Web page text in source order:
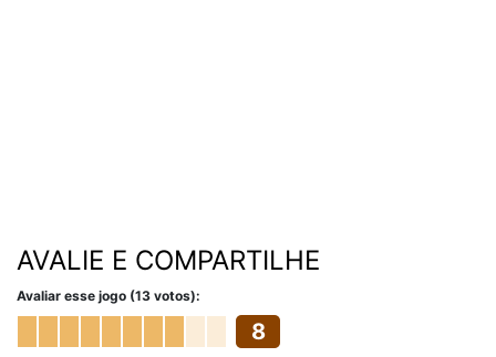
AVALIE E COMPARTILHE
Avaliar esse jogo (13 votos):
8